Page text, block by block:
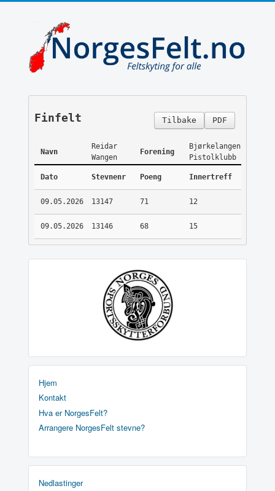
PDF
Tilbake
Finfelt
Navn
Reidar
Wangen
Forening
Bjørkelangen
Pistolklubb
Dato Stevnenr Poeng Innertreff
09.05.2026 13147 71 12
09.05.2026 13146 68 15
Hjem
Kontakt
Hva er NorgesFelt?
Arrangere NorgesFelt stevne?
Nedlastinger